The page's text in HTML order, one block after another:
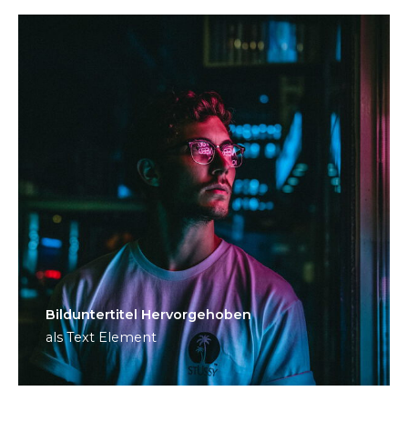
Bild­unter­titel Hervorgehoben
als Text Element